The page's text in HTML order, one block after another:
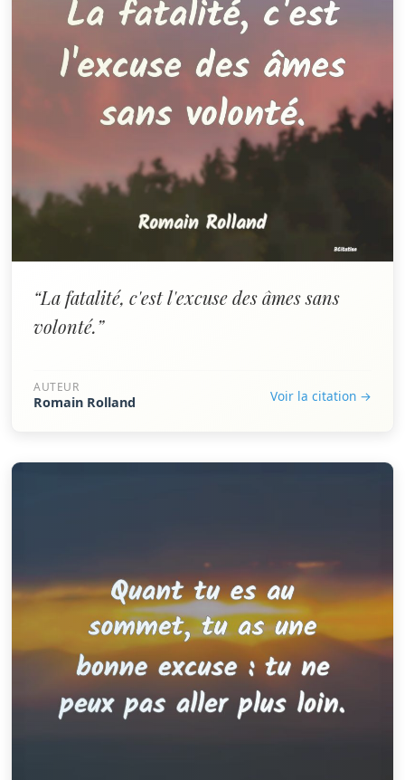
“La fatalité, c'est l'excuse des âmes sans
volonté.”
AUTEUR
Romain Rolland Voir la citation →